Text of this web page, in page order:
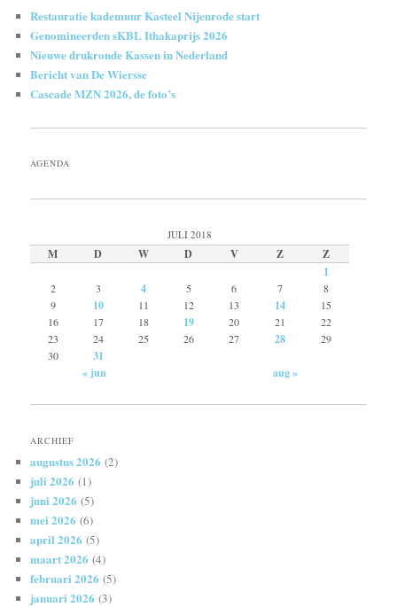
Restauratie kademuur Kasteel Nijenrode start
Genomineerden sKBL Ithakaprijs 2026
Nieuwe drukronde Kassen in Nederland
Bericht van De Wiersse
Cascade MZN 2026, de foto’s
AGENDA
JULI 2018
M D W D V Z
Z
1
2 3 4 5 6 7
8
9
10 11 12 13 14
15
16
17 18 19 20 21
22
23
24 25 26 27 28
29
30
31
« jun
aug »
ARCHIEF
augustus 2026 (2)
juli 2026 (1)
juni 2026 (5)
mei 2026 (6)
april 2026 (5)
maart 2026 (4)
februari 2026 (5)
januari 2026 (3)